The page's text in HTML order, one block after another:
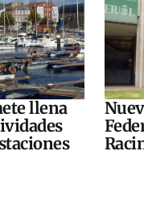
llena